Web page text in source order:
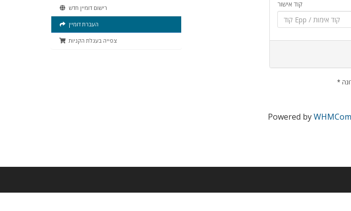
רישום דומיין חדש
העברת דומיין
צפייה בעגלת הקניות
קוד אישור
Powered by